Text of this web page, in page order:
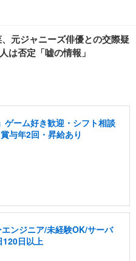
元ジャニーズ俳優との交際疑
否定「嘘の情報」
ゲーム好き歓迎・シフト相談
与年2回・昇給あり
ンジニア/未経験OK/サーバ
120日以上